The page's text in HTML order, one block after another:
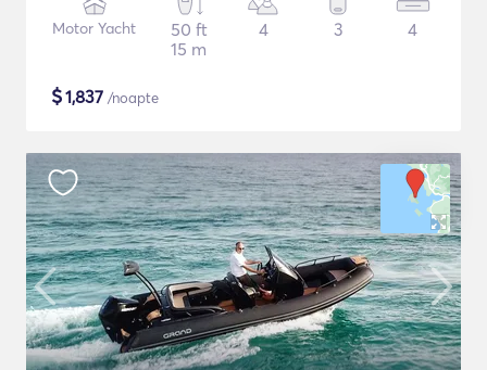
Motor Yacht
50 ft
15 m
4 3 4
$1,837 /noapte